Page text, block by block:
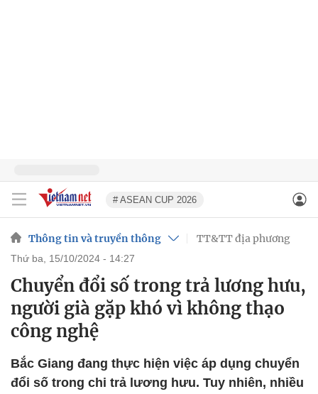
# ASEAN CUP 2026
Thông tin và truyền thông TT&TT địa phương
thứ ba, 15/10/2024 - 14:27
Chuyển đổi số trong trả lương hưu,
người già gặp khó vì không thạo
công nghệ
Bắc Giang đang thực hiện việc áp dụng chuyển
đổi số trong chi trả lương hưu. Tuy nhiên, nhiều